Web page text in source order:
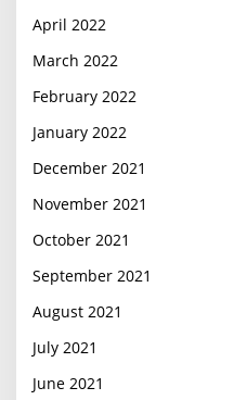
April 2022
March 2022
February 2022
January 2022
December 2021
November 2021
October 2021
September 2021
August 2021
July 2021
June 2021